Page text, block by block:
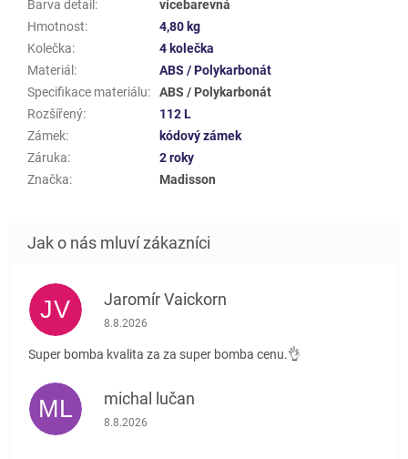
Barva detail :
vícebarevná
Hmotnost:
4,80 kg
Kolečka:
4 kolečka
Materiál :
ABS / Polykarbonát
Specifikace materiálu:
ABS / Polykarbonát
Rozšířený:
112 L
Zámek:
kódový zámek
Záruka:
2 roky
Značka: Madisson
JV Jaromír Vaickorn
Hodnocení obchodu je 5 z 5 hvězdiček.
8.8.2026
Super bomba kvalita za za super bomba cenu.👌
ML michal lučan
Hodnocení obchodu je 5 z 5 hvězdiček.
8.8.2026